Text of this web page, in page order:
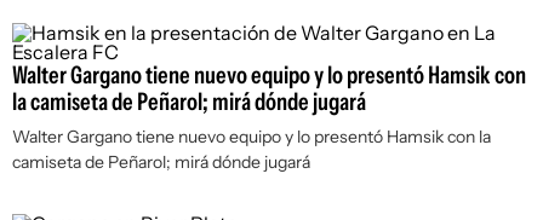
Walter Gargano tiene nuevo equipo y lo presentó Hamsik con
la camiseta de Peñarol; mirá dónde jugará
Walter Gargano tiene nuevo equipo y lo presentó Hamsik con la
camiseta de Peñarol; mirá dónde jugará